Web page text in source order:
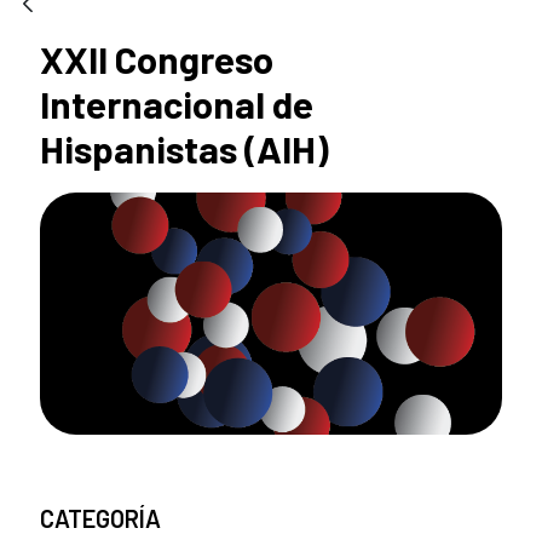
XXII Congreso
Internacional de
Hispanistas (AIH)
CATEGORÍA